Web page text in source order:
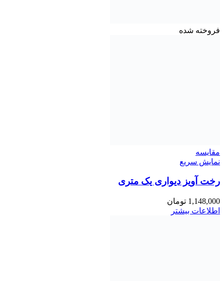
فروخته شده
مقايسه
نمایش سریع
رخت آویز دیواری یک متری
1,148,000 تومان
اطلاعات بیشتر